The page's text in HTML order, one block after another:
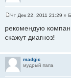
о
б
н
и
е
Чт Дек 22, 2011 21:29 »
рекомендую
скажут диагноз!
madgic
мудрый папа